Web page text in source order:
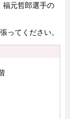
福元哲郎選手の
ってください。